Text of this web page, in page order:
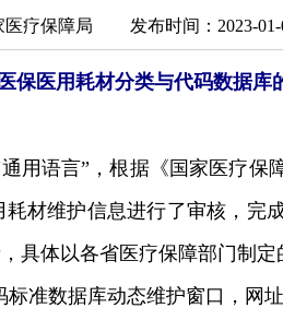
医疗保障局 发布时间：2023-01-
保医用耗材分类与代码数据库
用语言”，根据《国家医疗保
耗材维护信息进行了审核，
具体以各省医疗保障部门制定
数据库动态维护窗口，网址